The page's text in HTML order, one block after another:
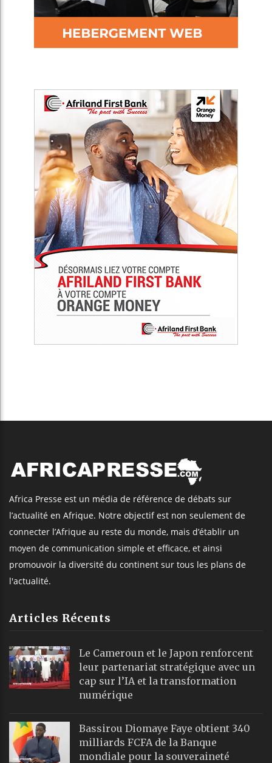
Africa Presse est un média de référence de débats sur
l’actualité en Afrique. Notre objectif est non seulement de
connecter l’Afrique au reste du monde, mais d’établir un
moyen de communication simple et efficace, et ainsi
promouvoir la diversité du continent sur tous les plans de
l'actualité.
Articles Récents
Le Cameroun et le Japon renforcent
leur partenariat stratégique avec un
cap sur l’IA et la transformation
numérique
Bassirou Diomaye Faye obtient 340
milliards FCFA de la Banque
mondiale pour la souveraineté